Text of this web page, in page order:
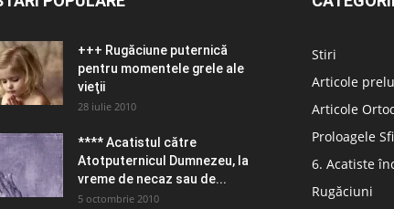
+++ Rugăciune puternică
pentru momentele grele ale
vieţii
28 iulie 2010
**** Acatistul către
Atotputernicul Dumnezeu, la
vreme de necaz sau de...
5 octombrie 2010
Stiri
Articole
Articole
Proloagele
6. Acatiste
Rugăciuni